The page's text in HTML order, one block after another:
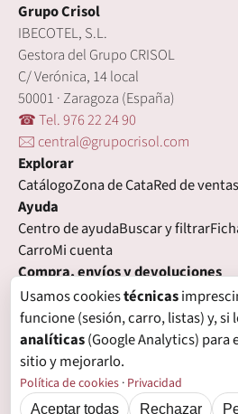
Grupo Crisol
IBECOTEL, S.L.
Gestora del Grupo CRISOL
C/ Verónica, 14 local
50001 · Zaragoza (España)
☎ Tel. 976 22 24 90
🖂 central@grupocrisol.com
Explorar
CatálogoZona de CataRed de ventas
Ayuda
Centro de ayudaBuscar y filtrar
CarroMi cuenta
Compra, envíos y devoluciones
Condiciones de compraFormas de
Plazos de entregaDevoluciones
Legal
Aviso legalPrivacidad
Política de cookiesPreferencias de
Usamos cookiestécnicas
funcione (sesión, carro, listas) y, si
analíticas(Google Analytics) para
sitio y mejorarlo.
Política de cookies · Privacidad
Aceptar todas Rechazar